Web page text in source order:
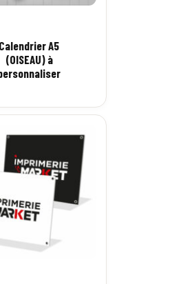
Calendrier A5
(OISEAU) à